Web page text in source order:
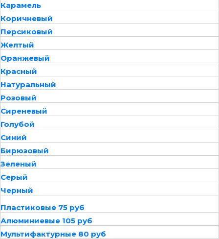
Карамель
Коричневый
Персиковый
Желтый
Оранжевый
Красный
Натуральный
Розовый
Сиреневый
Голубой
Синий
Бирюзовый
Зеленый
Серый
Черный
Пластиковые 75 руб
Алюминиевые 105 руб
Мультифактурные 80 руб